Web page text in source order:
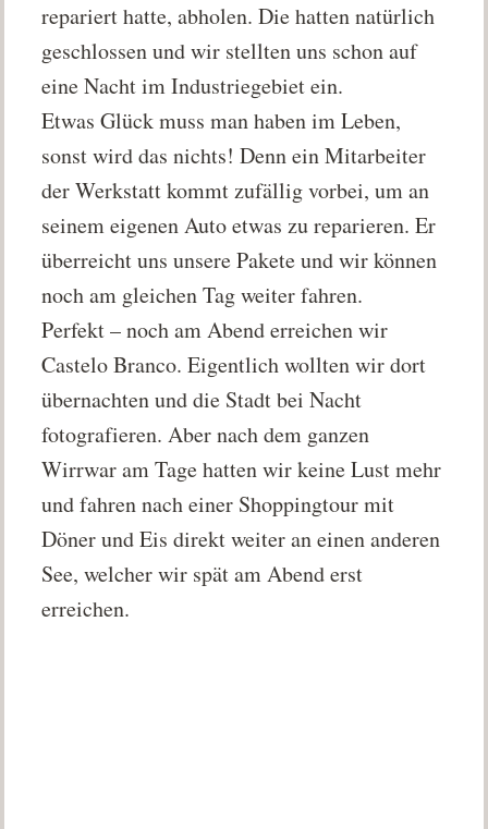
repariert hatte, abholen. Die hatten natürlich
geschlossen und wir stellten uns schon auf
eine Nacht im Industriegebiet ein.
Etwas Glück muss man haben im Leben,
sonst wird das nichts! Denn ein Mitarbeiter
der Werkstatt kommt zufällig vorbei, um an
seinem eigenen Auto etwas zu reparieren. Er
überreicht uns unsere Pakete und wir können
noch am gleichen Tag weiter fahren.
Perfekt – noch am Abend erreichen wir
Castelo Branco. Eigentlich wollten wir dort
übernachten und die Stadt bei Nacht
fotografieren. Aber nach dem ganzen
Wirrwar am Tage hatten wir keine Lust mehr
und fahren nach einer Shoppingtour mit
Döner und Eis direkt weiter an einen anderen
See, welcher wir spät am Abend erst
erreichen.